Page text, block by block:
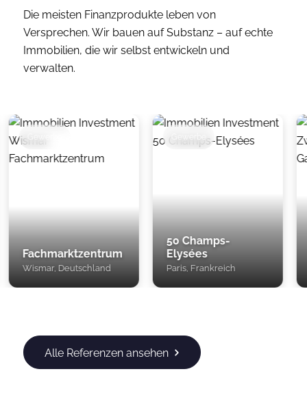
Die meisten Finanzprodukte leben von
Versprechen. Wir bauen auf Substanz – auf echte
Immobilien, die wir selbst entwickeln und
verwalten.
Fachmarktzentrum
Wismar, Deutschland
Gewerbe
50 Champs-
Elysées
Paris, Frankreich
Gewerbe
Alle Referenzen ansehen